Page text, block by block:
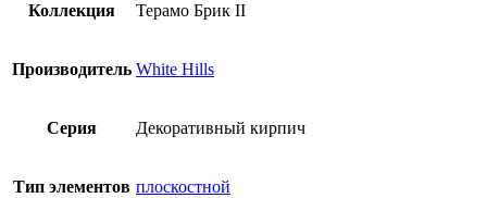
Коллекция Терамо Брик II
Производитель White Hills
Серия Декоративный кирпич
Тип элементов плоскостной